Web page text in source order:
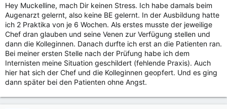
Hey Muckelline, mach Dir keinen Stress. Ich habe damals beim
Augenarzt gelernt, also keine BE gelernt. In der Ausbildung hatte
ich 2 Praktika von je 6 Wochen. Als erstes musste der jeweilige
Chef dran glauben und seine Venen zur Verfügung stellen und
dann die Kolleginnen. Danach durfte ich erst an die Patienten ran.
Bei meiner ersten Stelle nach der Prüfung habe ich dem
Internisten meine Situation geschildert (fehlende Praxis). Auch
hier hat sich der Chef und die Kolleginnen geopfert. Und es ging
dann später bei den Patienten ohne Angst.